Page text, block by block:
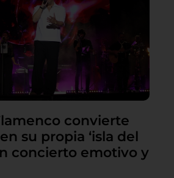
convierte
su propia ‘isla del
concierto emotivo y